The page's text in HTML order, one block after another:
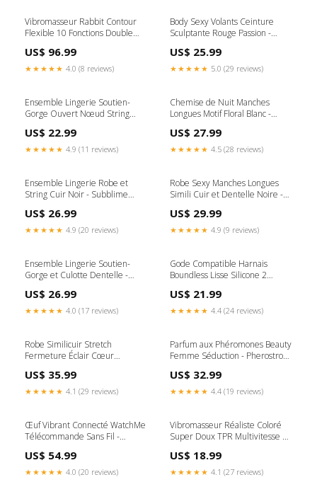
Vibromasseur Rabbit Contour
Flexible 10 Fonctions Double
Couleur:Rose
US$ 96.99
★★★★★ 4.0 (8 reviews)
Body Sexy Volants Ceinture
Sculptante Rouge Passion -
US$ 25.99
★★★★★ 5.0 (29 reviews)
Ensemble Lingerie Soutien-
Gorge Ouvert Nœud String
top10femme
US$ 22.99
★★★★★ 4.9 (11 reviews)
Chemise de Nuit Manches
Longues Motif Floral Blanc -
US$ 27.99
★★★★★ 4.5 (28 reviews)
Ensemble Lingerie Robe et
String Cuir Noir - Subblime
US$ 26.99
★★★★★ 4.9 (20 reviews)
Robe Sexy Manches Longues
Simili Cuir et Dentelle Noire -
US$ 29.99
★★★★★ 4.9 (9 reviews)
Ensemble Lingerie Soutien-
Gorge et Culotte Dentelle -
US$ 26.99
★★★★★ 4.0 (17 reviews)
Gode Compatible Harnais
Boundless Lisse Silicone 2
US$ 21.99
★★★★★ 4.4 (24 reviews)
Robe Similicuir Stretch
Fermeture Éclair Cœur
Taille:L/XL
US$ 35.99
★★★★★ 4.1 (29 reviews)
Parfum aux Phéromones Beauty
Femme Séduction - Pherostrong
US$ 32.99
★★★★★ 4.4 (19 reviews)
Œuf Vibrant Connecté WatchMe
Télécommande Sans Fil -
l'œuf:Vert
US$ 54.99
★★★★★ 4.0 (20 reviews)
Vibromasseur Réaliste Coloré
Super Doux TPR Multivitesse 24
US$ 18.99
★★★★★ 4.1 (27 reviews)